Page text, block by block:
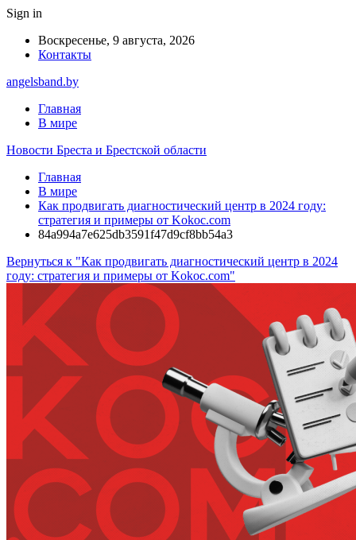
Sign in
Воскресенье, 9 августа, 2026
Контакты
angelsband.by
Главная
В мире
Новости Бреста и Брестской области
Главная
В мире
Как продвигать диагностический центр в 2024 году:
стратегия и примеры от Kokoc.com
84a994a7e625db3591f47d9cf8bb54a3
Вернуться к "Как продвигать диагностический центр в 2024
году: стратегия и примеры от Kokoc.com"